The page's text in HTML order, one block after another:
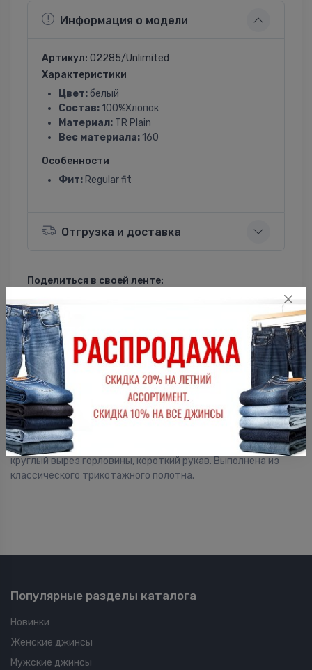
Информация о модели
Артикул: 02285/Unlimited
Характеристики
Цвет: белый
Состав: 100%Хлопок
Материал: TR Plain
Вес материала: 160
Особенности
Фит: Regular fit
Отгрузка и доставка
Поделиться в своей ленте:
ВКонтакте
Описание
Мужская футболка F5, Regular fit (полуприлегающий силуэт),
круглый вырез горловины, короткий рукав. Выполнена из
классического трикотажного полотна.
Популярные разделы каталога
Новинки
Женские джинсы
Мужские джинсы